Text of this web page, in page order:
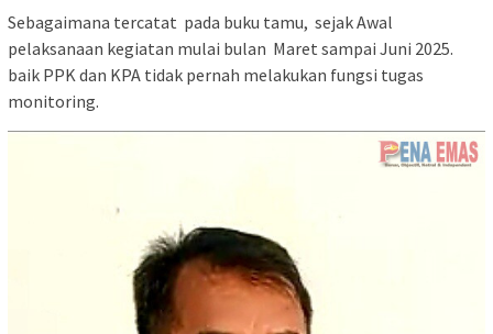
Sebagaimana tercatat pada buku tamu, sejak Awal
pelaksanaan kegiatan mulai bulan Maret sampai Juni 2025.
baik PPK dan KPA tidak pernah melakukan fungsi tugas
monitoring.